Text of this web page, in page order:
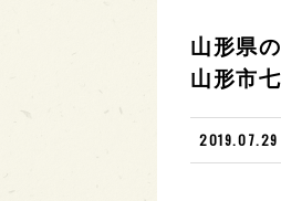
山形県
山形市
2019.07.29